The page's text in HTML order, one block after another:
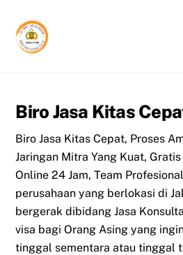
content
Biro Jasa Kitas
Biro Jasa Kitas Cepat, Proses
Jaringan Mitra Yang Kuat,
Online 24 Jam, Team
perusahaan yang berlokasi di
bergerak dibidang Jasa
visa bagi Orang Asing yang
tinggal sementara atau tinggal